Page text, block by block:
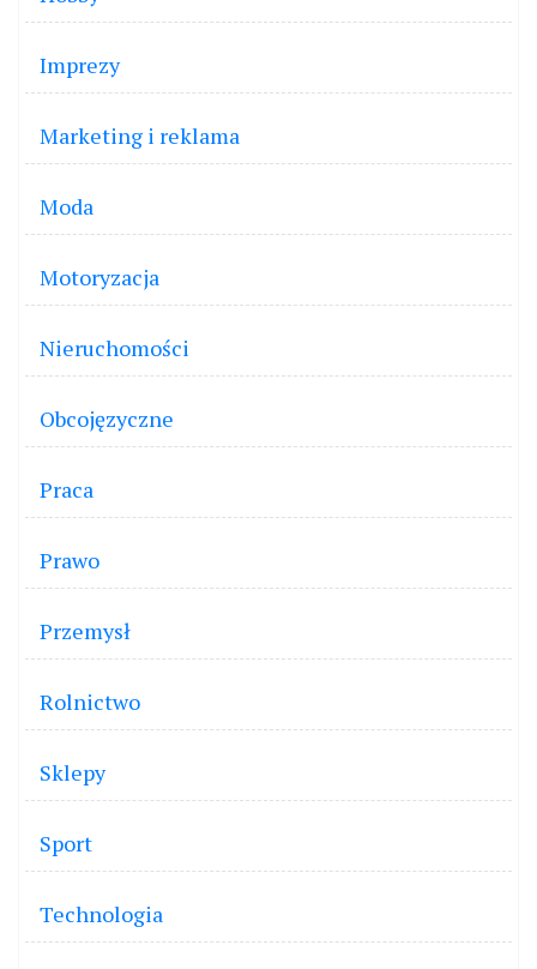
Imprezy
Marketing i reklama
Moda
Motoryzacja
Nieruchomości
Obcojęzyczne
Praca
Prawo
Przemysł
Rolnictwo
Sklepy
Sport
Technologia